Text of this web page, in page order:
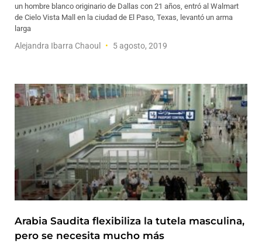
un hombre blanco originario de Dallas con 21 años, entró al Walmart
de Cielo Vista Mall en la ciudad de El Paso, Texas, levantó un arma
larga
Alejandra Ibarra Chaoul 5 agosto, 2019
Arabia Saudita flexibiliza la tutela masculina,
pero se necesita mucho más